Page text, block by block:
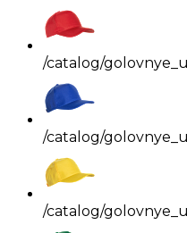
/catalog/
/catalog/
/catalog/